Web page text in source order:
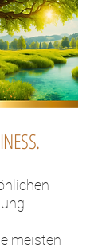
meisten